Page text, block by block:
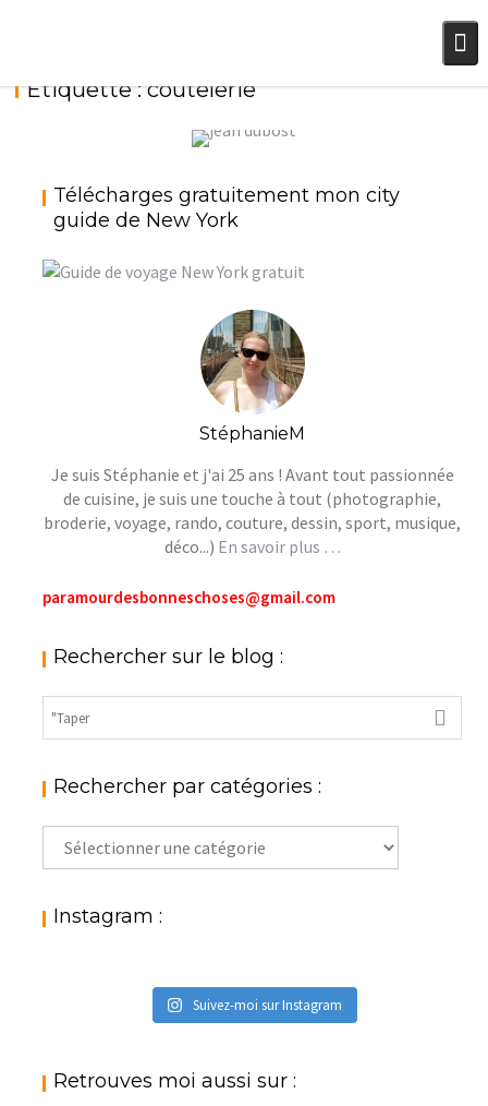
Étiquette :coutelerie
DANS UNE ENTREPRISE FAMILIALE {14
DÉCEMBRE 2017}
Télécharges gratuitement mon city
guide de New York
StéphanieM
Je suis Stéphanie et j'ai 25 ans ! Avant tout passionnée
de cuisine, je suis une touche à tout (photographie,
broderie, voyage, rando, couture, dessin, sport, musique,
déco...) En savoir plus …
paramourdesbonneschoses@gmail.com
Rechercher sur le blog :
Rechercher par catégories :
Rechercher
par
: Instagram :
Suivez-moi sur Instagram
Retrouves moi aussi sur :